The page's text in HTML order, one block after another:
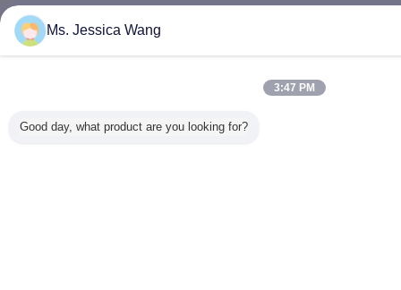
Ms. Jessica Wang
3:47 PM
Good day, what product are you looking for?